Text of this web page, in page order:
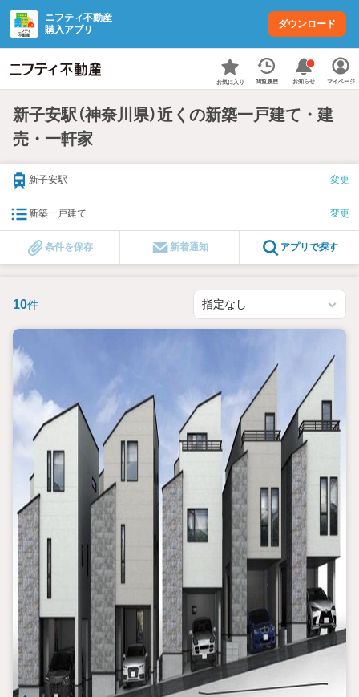
ニフティ不動産
購入アプリ
ダウンロード
お気に入り 閲覧履歴 お知らせ マイページ
新子安駅（神奈川県）近くの新築一戸建て・建
売・一軒家
新子安駅 変更
新築一戸建て 変更
条件を保存 新着通知 アプリで探す
10件